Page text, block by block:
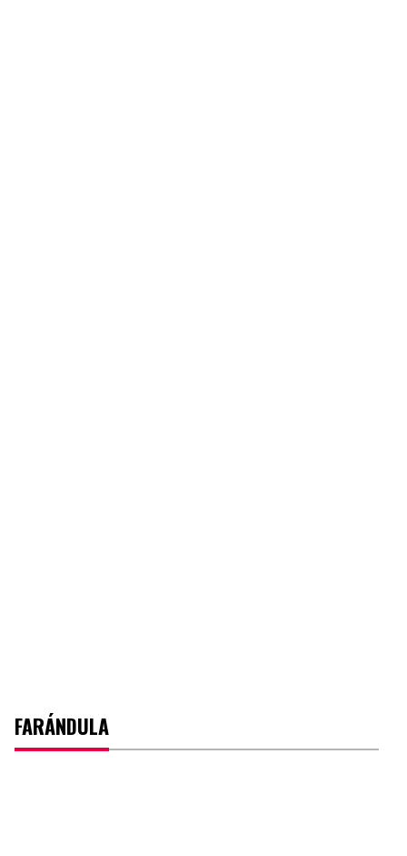
FARÁNDULA